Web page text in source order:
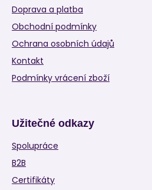
Doprava a platba
Obchodní podmínky
Ochrana osobních údajů
Kontakt
Podmínky vrácení zboží
Užitečné odkazy
Spolupráce
B2B
Certifikáty